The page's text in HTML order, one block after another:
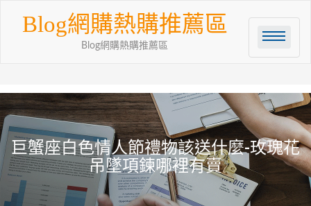
Blog網購熱購推薦區
Blog網購熱購推薦區
巨蟹座白色情人節禮物該送什麼-玫瑰花
吊墜項鍊哪裡有賣